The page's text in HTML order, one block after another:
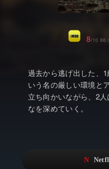
トレンド
VOD 総
Netflix
過去から逃げ出した、
いう名の厳しい環境と
立ち向かいながら、2
なを深めていく。
8/10